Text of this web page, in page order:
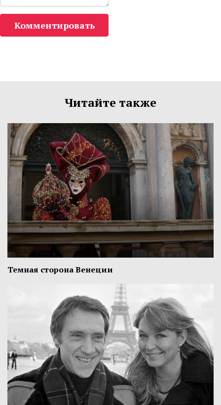
Комментировать
Читайте также
Темная сторона Венеции